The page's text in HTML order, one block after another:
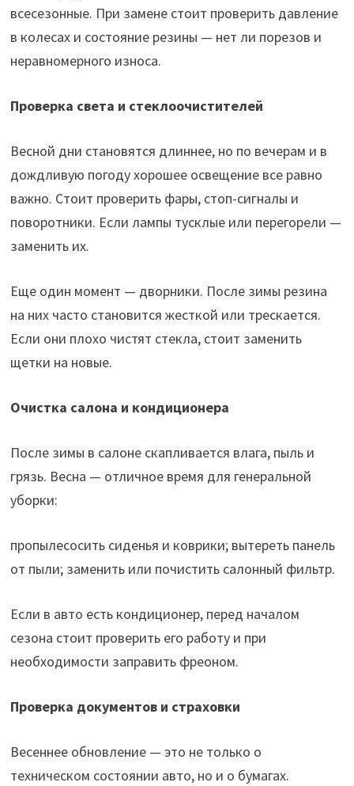
всесезонные. При замене стоит проверить давление
в колесах и состояние резины — нет ли порезов и
неравномерного износа.
Проверка света и стеклоочистителей
Весной дни становятся длиннее, но по вечерам и в
дождливую погоду хорошее освещение все равно
важно. Стоит проверить фары, стоп-сигналы и
поворотники. Если лампы тусклые или перегорели —
заменить их.
Еще один момент — дворники. После зимы резина
на них часто становится жесткой или трескается.
Если они плохо чистят стекла, стоит заменить
щетки на новые.
Очистка салона и кондиционера
После зимы в салоне скапливается влага, пыль и
грязь. Весна — отличное время для генеральной
уборки:
пропылесосить сиденья и коврики; вытереть панель
от пыли; заменить или почистить салонный фильтр.
Если в авто есть кондиционер, перед началом
сезона стоит проверить его работу и при
необходимости заправить фреоном.
Проверка документов и страховки
Весеннее обновление — это не только о
техническом состоянии авто, но и о бумагах.